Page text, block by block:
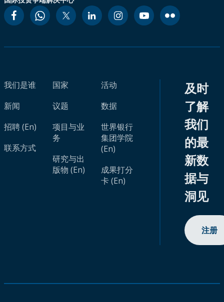
我们是谁
新闻
招聘 (En)
联系方式
国家
议题
项目与业
务
研究与出
版物 (En)
活动
数据
世界银行
集团学院
(En)
成果打分
卡 (En)
及时
了解
我们
的最
新数
据与
洞见
注册